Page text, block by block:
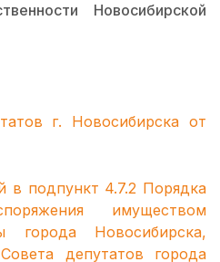
Новосибирской
г. Новосибирска от
в подпункт 4.7.2 Порядка
имуществом
города Новосибирска,
депутатов города